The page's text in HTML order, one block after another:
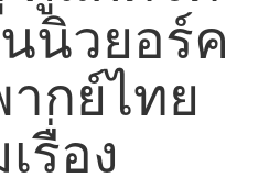
นิวยอร์ค
กย์ไทย
รื่อง